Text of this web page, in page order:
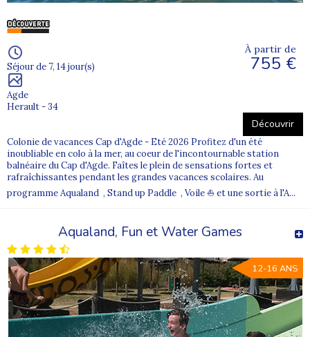
Séjour de 7, 14 jour(s)
Agde
Herault - 34
À partir de
755 €
Découvrir
Colonie de vacances Cap d'Agde - Eté 2026 Profitez d'un été
inoubliable en colo à la mer, au coeur de l'incontournable station
balnéaire du Cap d'Agde. Faîtes le plein de sensations fortes et
rafraîchissantes pendant les grandes vacances scolaires. Au
programme Aqualand , Stand up Paddle , Voile ⛵ et une sortie à l'A...
Aqualand, Fun et Water Games
12-16 ANS